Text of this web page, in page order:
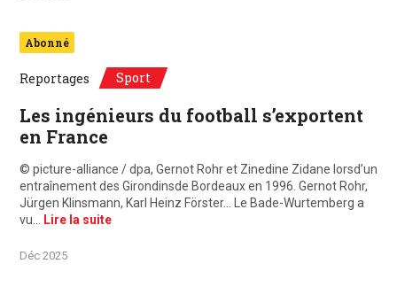
Abonné
Reportages Sport
Les ingénieurs du football s’exportent
en France
© picture-alliance / dpa, Gernot Rohr et Zinedine Zidane lorsd’un
entraînement des Girondinsde Bordeaux en 1996. Gernot Rohr,
Jürgen Klinsmann, Karl Heinz Förster… Le Bade-Wurtemberg a
vu…
Lire la suite
Déc 2025